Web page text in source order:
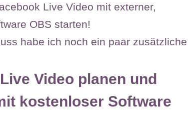
Live Video mit externer,
OBS starten!
habe ich noch ein paar zusätzliche
Video planen und
kostenloser Software